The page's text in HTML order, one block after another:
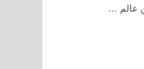
عالم …